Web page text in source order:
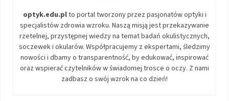
optyk.edu.plto portal tworzony przez pasjonatów optyki i
specjalistów zdrowia wzroku. Naszą misją jest przekazywanie
rzetelnej, przystępnej wiedzy na temat badań okulistycznych,
soczewek i okularów. Współpracujemy z ekspertami, śledzimy
nowości i dbamy o transparentność, by edukować, inspirować
oraz wspierać czytelników w świadomej trosce o oczy. Z nami
zadbasz o swój wzrok na co dzień!